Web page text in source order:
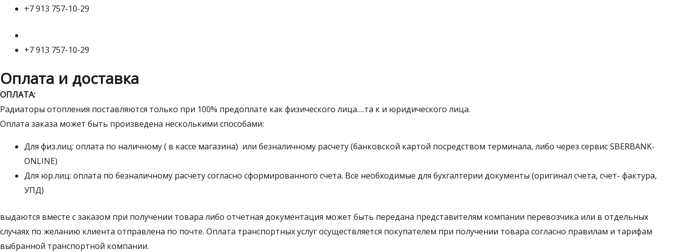
+7 913 757-10-29
+7 913 757-10-29
Оплата и доставка
ОПЛАТА:
Радиаторы отопления поставляются только при 100% предоплате как физического лица….та к и юридического лица.
Оплата заказа может быть произведена несколькими способами:
Для физ.лиц: оплата по наличному ( в кассе магазина) или безналичному расчету (банковской картой посредством терминала, либо через сервис SBERBANK-
ONLINE)
Для юр.лиц: оплата по безналичному расчету согласно сформированного счета. Все необходимые для бухгалтерии документы (оригинал счета, счет- фактура,
УПД)
выдаются вместе с заказом при получении товара либо отчетная документация может быть передана представителям компании перевозчика или в отдельных
случаях по желанию клиента отправлена по почте. Оплата транспортных услуг осуществляется покупателем при получении товара согласно правилам и тарифам
выбранной транспортной компании.